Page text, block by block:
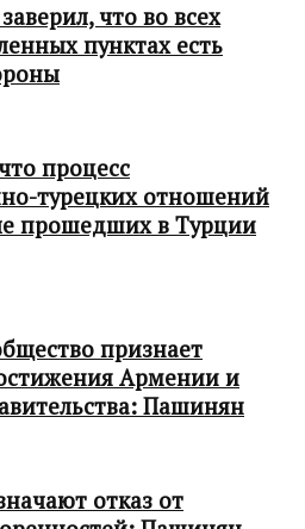
что во всех
пунктах есть
процесс
турецких отношений
прошедших в Турции
признает
Армении и
Пашинян
отказ от